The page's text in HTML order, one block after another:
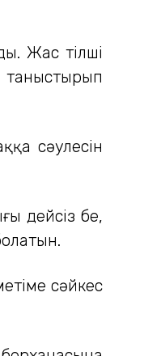
Жас тілші
таныстырып
сәулесін
дейсіз бе,
сәйкес